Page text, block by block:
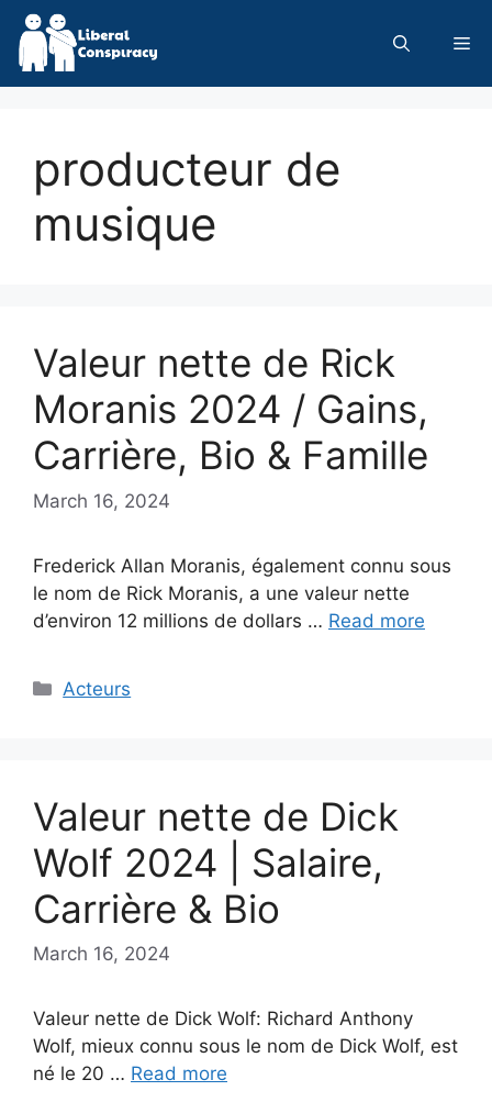
Skip
content
producteur de
musique
Valeur nette de Rick
Moranis 2024 / Gains,
Carrière, Bio & Famille
March 16, 2024
Frederick Allan Moranis, également connu sous
le nom de Rick Moranis, a une valeur nette
d’environ 12 millions de dollars … Read more
Categories
Acteurs
Valeur nette de Dick
Wolf 2024 | Salaire,
Carrière & Bio
March 16, 2024
Valeur nette de Dick Wolf: Richard Anthony
Wolf, mieux connu sous le nom de Dick Wolf, est
né le 20 … Read more